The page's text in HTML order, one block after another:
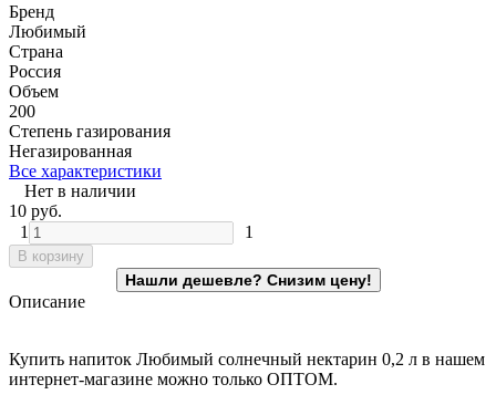
Бренд
Любимый
Страна
Россия
Объем
200
Степень газирования
Негазированная
Все характеристики
Нет в наличии
10 руб.
1
1
В корзину
Описание
Купить напиток Любимый солнечный нектарин 0,2 л в нашем
интернет-магазине можно только ОПТОМ.